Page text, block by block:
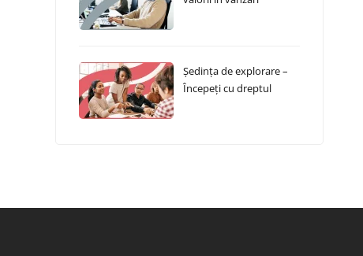
Ședința de explorare –
Începeți cu dreptul